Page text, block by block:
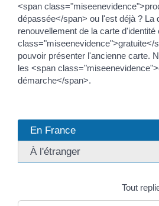
<span
dépassée</span> ou l'est déjà ? La
renouvellement de la carte d'identité
class="miseenevidence">gratuite</
pouvoir présenter l'ancienne carte.
les <span
démarche</span>.
En France
À l'étranger
Tout